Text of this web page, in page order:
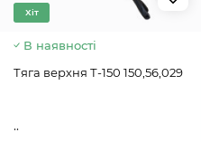
Хіт
В наявності
Тяга верхня Т-150 150,56,029
..